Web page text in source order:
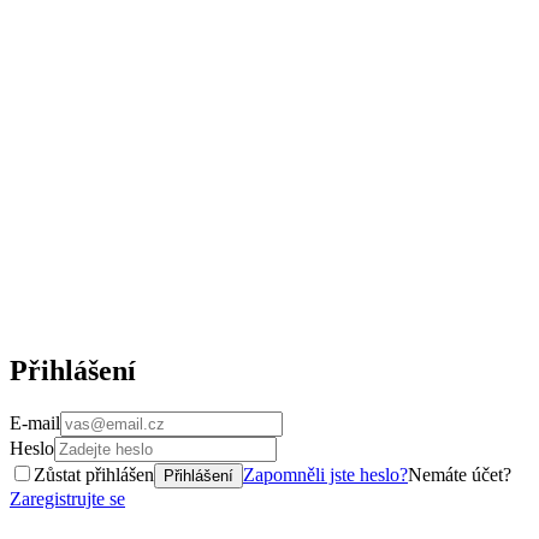
Přihlášení
E-mail
Heslo
Zůstat přihlášen
Přihlášení Zapomněli jste heslo?Nemáte účet?
Zaregistrujte se